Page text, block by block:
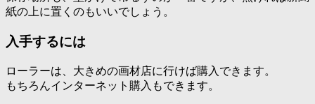
紙の上に置くのもいいでしょう。
入手するには
ローラーは、大きめの画材店に行けば購入できます。
もちろんインターネット購入もできます。